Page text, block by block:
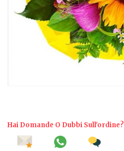
Hai Domande O Dubbi Sull'ordine?